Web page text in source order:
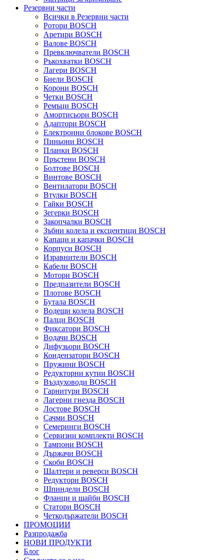
Резервни части
Всички в Резервни части
Ротори BOSCH
Аретири BOSCH
Валове BOSCH
Превключватели BOSCH
Ръкохватки BOSCH
Лагери BOSCH
Биели BOSCH
Корони BOSCH
Четки BOSCH
Ремъци BOSCH
Амортисьори BOSCH
Адаптори BOSCH
Електронни блокове BOSCH
Пиньони BOSCH
Планки BOSCH
Пръстени BOSCH
Болтове BOSCH
Винтове BOSCH
Вентилатори BOSCH
Втулки BOSCH
Гайки BOSCH
Зегерки BOSCH
Закопчалки BOSCH
Зъбни колела и ексцентици BOSCH
Капаци и капачки BOSCH
Корпуси BOSCH
Изравнители BOSCH
Кабели BOSCH
Мотори BOSCH
Предпазители BOSCH
Плотове BOSCH
Бутала BOSCH
Водещи колела BOSCH
Палци BOSCH
Фиксатори BOSCH
Водачи BOSCH
Дифузьори BOSCH
Кондензатори BOSCH
Пружини BOSCH
Редукторни кутии BOSCH
Въздуховоди BOSCH
Гарнитури BOSCH
Лагерни гнезда BOSCH
Лостове BOSCH
Сачми BOSCH
Семеринги BOSCH
Сервизни комплекти BOSCH
Тампони BOSCH
Държачи BOSCH
Скоби BOSCH
Шалтери и реверси BOSCH
Редуктори BOSCH
Шпиндели BOSCH
Фланци и шайби BOSCH
Статори BOSCH
Четкодържатели BOSCH
ПРОМОЦИИ
Разпродажба
НОВИ ПРОДУКТИ
Блог